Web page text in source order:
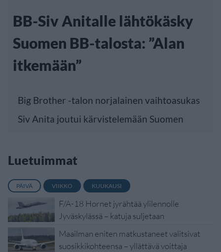
BB-Siv Anitalle lähtökäsky
Suomen BB-talosta: ”Alan
itkemään”
Big Brother -talon norjalainen vaihtoasukas
Siv Anita joutui kärvistelemään Suomen
Luetuimmat
PÄIVÄ VIIKKO KUUKAUSI
F/A-18 Hornet jyrähtää ylilennolle
Jyväskylässä – katuja suljetaan
Maailman eniten matkustaneet valitsivat
suosikkikohteensa – yllättävä voittaja